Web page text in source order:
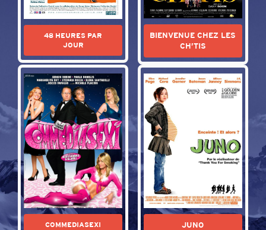
48 HEURES PAR
JOUR
BIENVENUE CHEZ LES
CH’TIS
COMMEDIASEXI JUNO